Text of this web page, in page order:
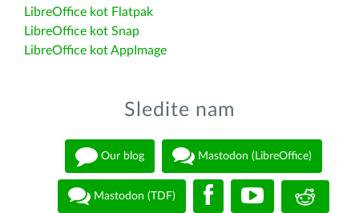
LibreOffice kot Flatpak
LibreOffice kot Snap
LibreOffice kot AppImage
Sledite nam
Our blog Mastodon (LibreOffice)
Mastodon (TDF)